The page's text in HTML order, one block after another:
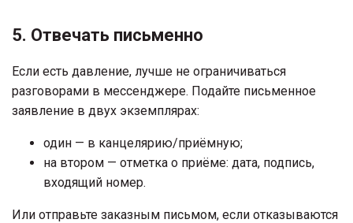
5. Отвечать письменно
Если есть давление, лучше не ограничиваться
разговорами в мессенджере. Подайте письменное
заявление в двух экземплярах:
один — в канцелярию/приёмную;
на втором — отметка о приёме: дата, подпись,
входящий номер.
Или отправьте заказным письмом, если отказываются